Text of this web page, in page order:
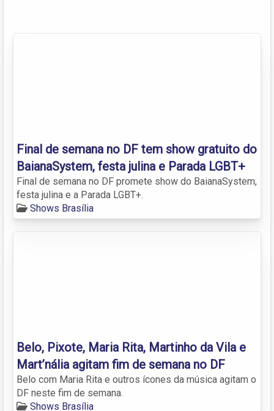
Final de semana no DF tem show gratuito do
BaianaSystem, festa julina e Parada LGBT+
Final de semana no DF promete show do BaianaSystem,
festa julina e a Parada LGBT+.
Shows Brasília
Belo, Pixote, Maria Rita, Martinho da Vila e
Mart’nália agitam fim de semana no DF
Belo com Maria Rita e outros ícones da música agitam o
DF neste fim de semana.
Shows Brasília